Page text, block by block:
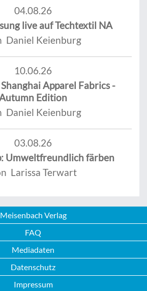
04.08.26
live auf Techtextil NA
Daniel Keienburg
10.06.26
Apparel Fabrics -
Edition
Daniel Keienburg
03.08.26
Umweltfreundlich färben
Larissa Terwart
Meisenbach Verlag
FAQ
Mediadaten
Datenschutz
Impressum